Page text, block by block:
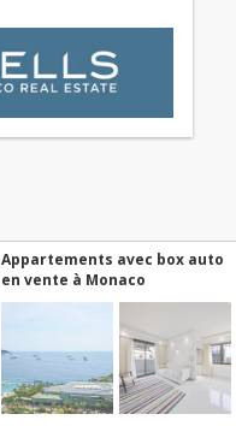
Appartements avec box auto
en vente à Monaco